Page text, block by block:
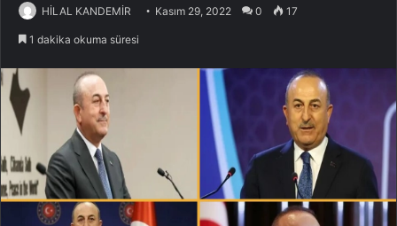
HİLAL KANDEMİR Kasım 29, 2022 0 17
1 dakika okuma süresi